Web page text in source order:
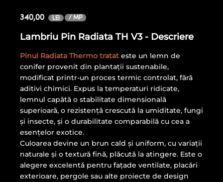
340,00 LEI / MP
Lambriu Pin Radiata TH V3 - Descriere
Pinul Radiata Thermo tratat este un lemn de
conifer provenit din plantații sustenabile,
modificat printr-un proces termic controlat, fără
aditivi chimici. Expus la temperaturi ridicate,
lemnul capătă o stabilitate dimensională
superioară, o rezistență crescută la umiditate, fungi
și insecte, și o durabilitate comparabilă cu cea a
esențelor exotice.
Culoarea devine un brun cald și uniform, cu variații
naturale și o textură fină, plăcută la atingere. Este o
alegere excelentă pentru fațade ventilate, placări
exterioare, pergole sau alte proiecte de design